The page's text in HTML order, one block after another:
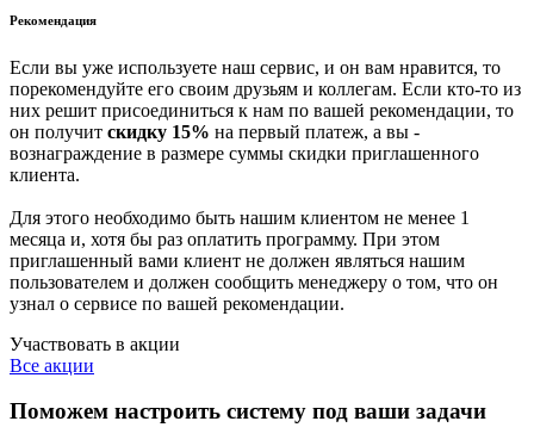
Рекомендация
Если вы уже используете наш сервис, и он вам нравится, то
порекомендуйте его своим друзьям и коллегам. Если кто-то из
них решит присоединиться к нам по вашей рекомендации, то
он получит скидку 15% на первый платеж, а вы -
вознаграждение в размере суммы скидки приглашенного
клиента.
Для этого необходимо быть нашим клиентом не менее 1
месяца и, хотя бы раз оплатить программу. При этом
приглашенный вами клиент не должен являться нашим
пользователем и должен сообщить менеджеру о том, что он
узнал о сервисе по вашей рекомендации.
Участвовать в акции
Все акции
Поможем настроить систему под ваши задачи